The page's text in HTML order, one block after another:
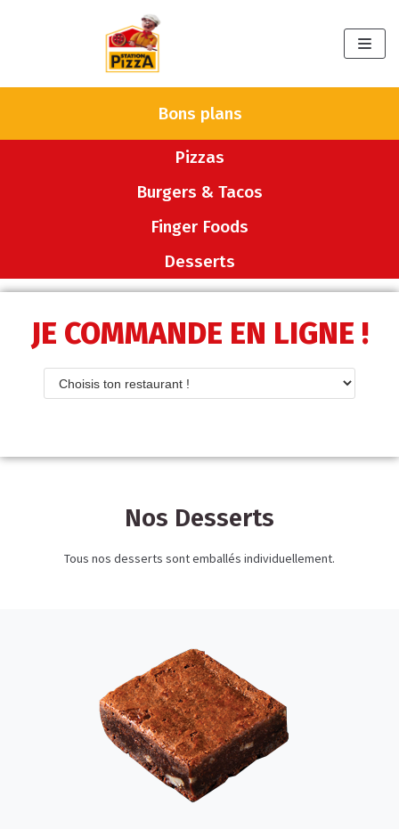
Bons plans
Pizzas
Burgers & Tacos
Finger Foods
Desserts
JE COMMANDE EN LIGNE !
Nos Desserts
Tous nos desserts sont emballés individuellement.